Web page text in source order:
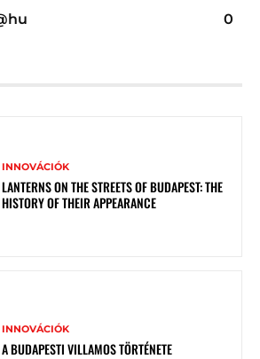
0
INNOVÁCIÓK
LANTERNS ON THE STREETS OF BUDAPEST: THE
HISTORY OF THEIR APPEARANCE
INNOVÁCIÓK
A BUDAPESTI VILLAMOS TÖRTÉNETE